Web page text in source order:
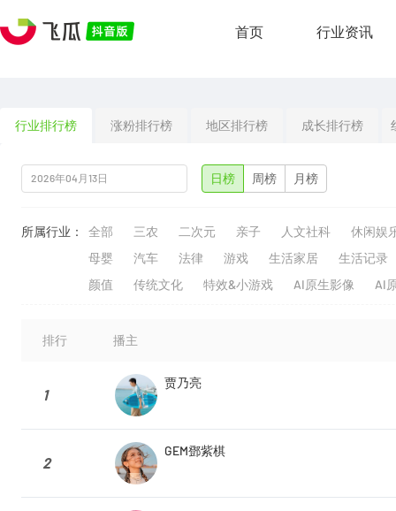
首页 行业资讯
行业排行榜 涨粉排行榜 地区排行榜 成长排行榜
日榜 周榜 月榜
所属行业： 全部 三农 二次元 亲子 人文社科
休闲娱
母婴
汽车 法律 游戏 生活家居
生活记录
颜值
传统文化 特效&小游戏 AI原生影像 AI
排行 播主
1
贾乃亮
2
GEM鄧紫棋